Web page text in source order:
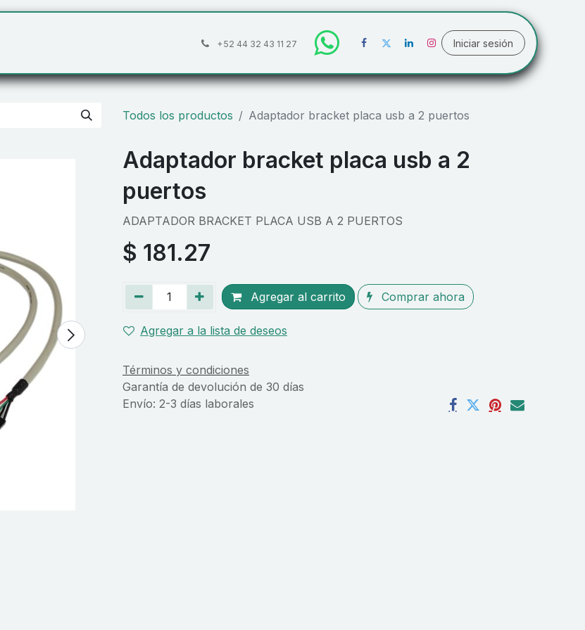
+52 44 32 43 11 27 Iniciar sesión
Todos los productos Adaptador bracket placa usb a 2 puertos
Adaptador bracket placa usb a 2
puertos
ADAPTADOR BRACKET PLACA USB A 2 PUERTOS
$ 181.27
Agregar al carrito Comprar ahora
Agregar a la lista de deseos
Términos y condiciones
Garantía de devolución de 30 días
Envío: 2-3 días laborales